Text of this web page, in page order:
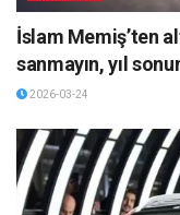
İslam Memiş’ten
sanmayın, yıl
2026-03-24